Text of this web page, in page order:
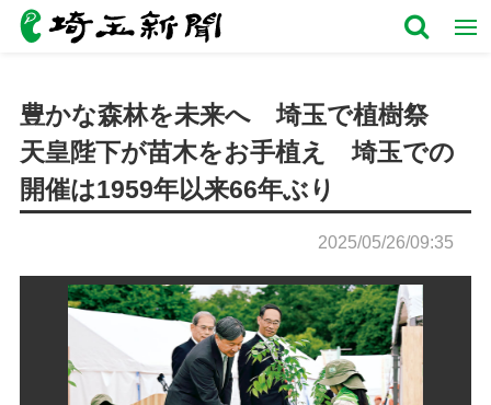
豊かな森林を未来へ 埼玉で植樹祭
天皇陛下が苗木をお手植え 埼玉での
開催は1959年以来66年ぶり
2025/05/26/09:35